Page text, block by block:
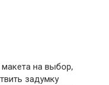
на выбор,
задумку